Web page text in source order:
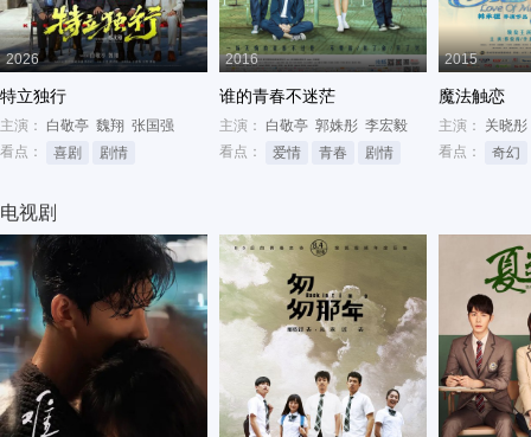
2026
特立独行
主演： 白敬亭 魏翔 张国强
看点：
喜剧 剧情
2016
谁的青春不迷茫
主演： 白敬亭 郭姝彤 李宏毅
看点：
爱情 青春 剧情
2015
魔法触恋
主演： 关晓彤
看点：
奇幻
电视剧